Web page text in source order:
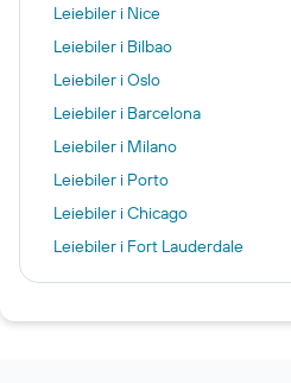
Leiebiler i Nice
Leiebiler i Bilbao
Leiebiler i Oslo
Leiebiler i Barcelona
Leiebiler i Milano
Leiebiler i Porto
Leiebiler i Chicago
Leiebiler i Fort Lauderdale
Leiebiler i Malaga